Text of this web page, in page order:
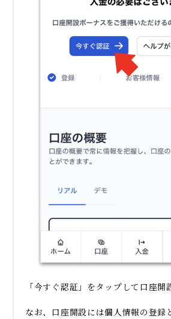
「今すぐ認証」をタップして口座開
なお、口座開設には個人情報の登録